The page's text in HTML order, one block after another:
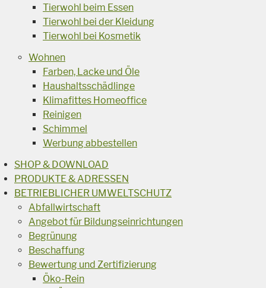
Tierwohl beim Essen
Tierwohl bei der Kleidung
Tierwohl bei Kosmetik
Wohnen
Farben, Lacke und Öle
Haushaltsschädlinge
Klimafittes Homeoffice
Reinigen
Schimmel
Werbung abbestellen
SHOP & DOWNLOAD
PRODUKTE & ADRESSEN
BETRIEBLICHER UMWELTSCHUTZ
Abfallwirtschaft
Angebot für Bildungseinrichtungen
Begrünung
Beschaffung
Bewertung und Zertifizierung
Öko-Rein